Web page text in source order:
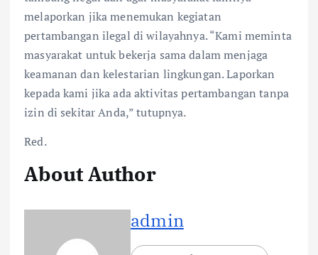
melaporkan jika menemukan kegiatan
pertambangan ilegal di wilayahnya. “Kami meminta
masyarakat untuk bekerja sama dalam menjaga
keamanan dan kelestarian lingkungan. Laporkan
kepada kami jika ada aktivitas pertambangan tanpa
izin di sekitar Anda,” tutupnya.
Red.
About Author
admin